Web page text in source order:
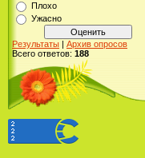
Плохо
Ужасно
Результаты | Архив опросов
Всего ответов: 188